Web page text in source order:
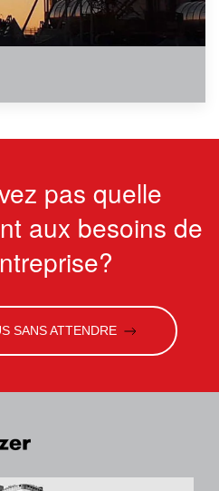
pas quelle
aux besoins de
SANS ATTENDRE